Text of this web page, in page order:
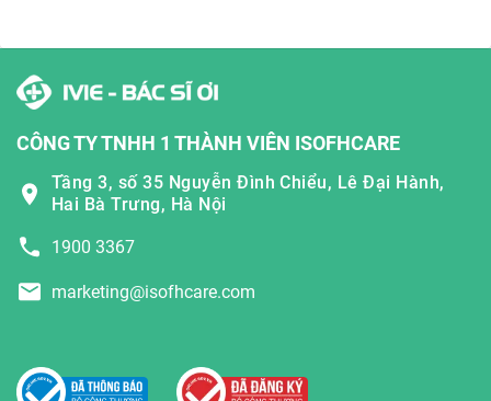
CÔNG TY TNHH 1 THÀNH VIÊN ISOFHCARE
Tầng 3, số 35 Nguyễn Đình Chiểu, Lê Đại Hành,
Hai Bà Trưng, Hà Nội
1900 3367
marketing@isofhcare.com